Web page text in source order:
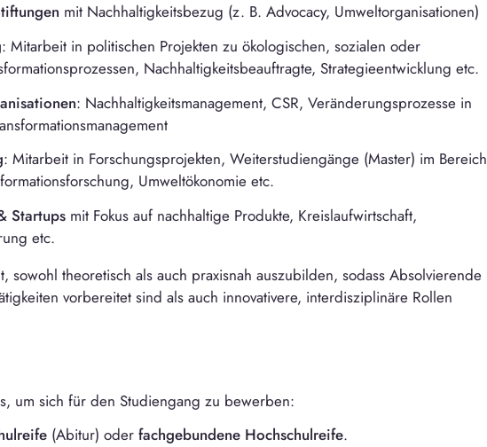
mit Nachhaltigkeitsbezug (z. B. Advocacy, Umweltorganisationen)
: Mitarbeit in politischen Projekten zu ökologischen, sozialen oder
Nachhaltigkeitsbeauftragte, Strategieentwicklung etc.
: Nachhaltigkeitsmanagement, CSR, Veränderungsprozesse in
: Mitarbeit in Forschungsprojekten, Weiterstudiengänge (Master) im Bereich
Umweltökonomie etc.
Startupsmit Fokus auf nachhaltige Produkte, Kreislaufwirtschaft,
etc.
sowohl theoretisch als auch praxisnah auszubilden, sodass Absolvierende
vorbereitet sind als auch innovativere, interdisziplinäre Rollen
um sich für den Studiengang zu bewerben:
(Abitur) oder fachgebundene Hochschulreife.